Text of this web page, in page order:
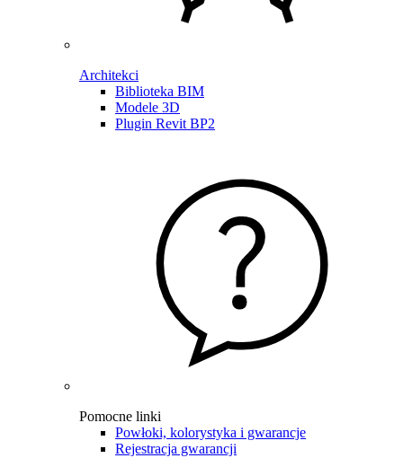
Architekci
Biblioteka BIM
Modele 3D
Plugin Revit BP2
Pomocne linki
Powłoki, kolorystyka i gwarancje
Rejestracja gwarancji